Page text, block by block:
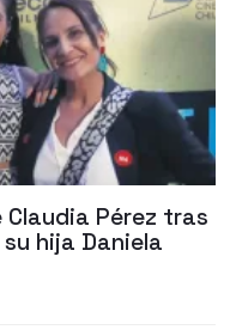
Pérez tras
hija Daniela